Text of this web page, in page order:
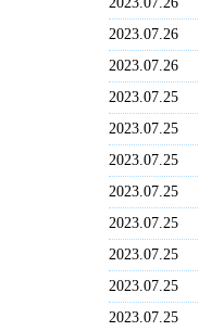
2023.07.26
2023.07.26
2023.07.25
2023.07.25
2023.07.25
2023.07.25
2023.07.25
2023.07.25
2023.07.25
2023.07.25